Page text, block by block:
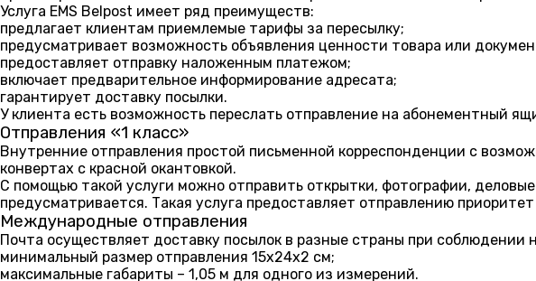
Услуга EMS Belpost имеет ряд преимуществ:
предлагает клиентам приемлемые тарифы за пересылку;
предусматривает возможность объявления ценности товара или
предоставляет отправку наложенным платежом;
включает предварительное информирование адресата;
гарантирует доставку посылки.
У клиента есть возможность переслать отправление на абонементный
Отправления «1 класс»
Внутренние отправления простой письменной корреспонденции с
конвертах с красной окантовкой.
С помощью такой услуги можно отправить открытки, фотографии,
предусматривается. Такая услуга предоставляет отправлению
Международные отправления
Почта осуществляет доставку посылок в разные страны при соблюдении
минимальный размер отправления 15х24х2 см;
максимальные габариты – 1,05 м для одного из измерений.